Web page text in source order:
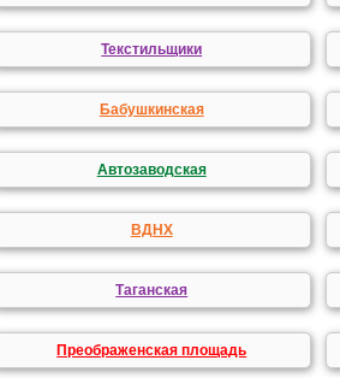
Текстильщики
Бабушкинская
Автозаводская
ВДНХ
Таганская
Преображенская площадь